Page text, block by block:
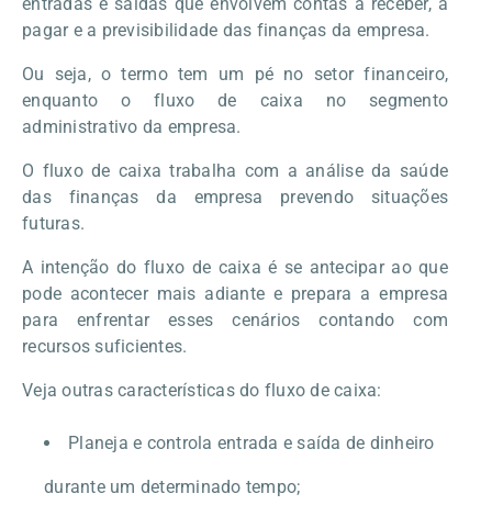
pagar e a previsibilidade das finanças da empresa.
Ou seja, o termo tem um pé no setor financeiro,
enquanto o fluxo de caixa no segmento
administrativo da empresa.
O fluxo de caixa trabalha com a análise da saúde
das finanças da empresa prevendo situações
futuras.
A intenção do fluxo de caixa é se antecipar ao que
pode acontecer mais adiante e prepara a empresa
para enfrentar esses cenários contando com
recursos suficientes.
Veja outras características do fluxo de caixa:
Planeja e controla entrada e saída de dinheiro
durante um determinado tempo;